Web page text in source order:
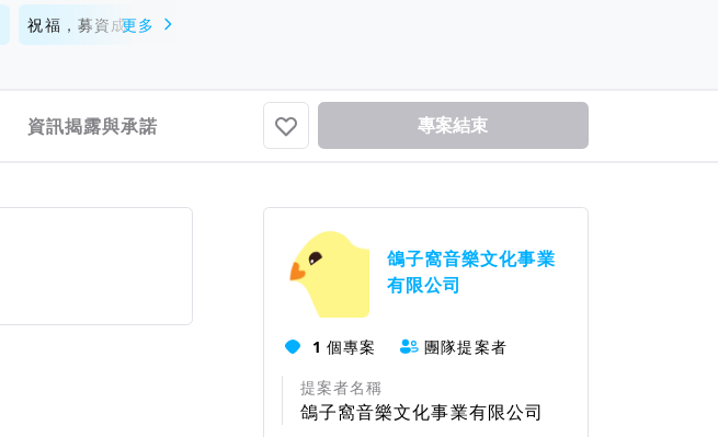
祝福，募資成功，妳的才華...
更多
資訊揭露與承諾 專案結束
鴿子窩音樂文化事業
有限公司
1 個專案
團隊提案者
提案者名稱
鴿子窩音樂文化事業有限公司